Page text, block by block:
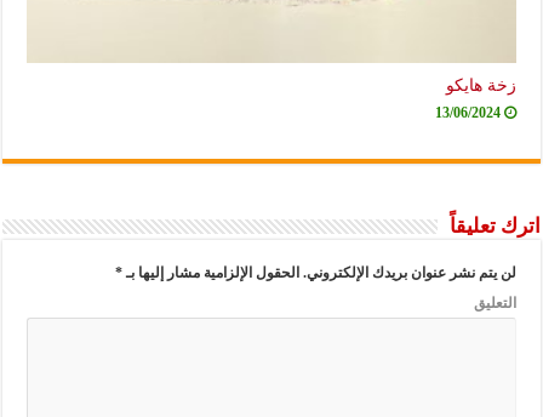
زخة هايكو
13/06/2024
اترك تعليقاً
لن يتم نشر عنوان بريدك الإلكتروني. الحقول الإلزامية مشار إليها بـ*
التعليق